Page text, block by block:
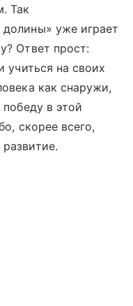
Так
уже играет
Ответ прост:
учиться на своих
как снаружи,
в этой
скорее всего,